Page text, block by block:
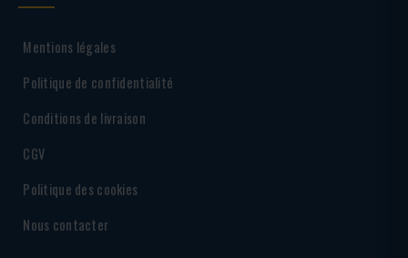
Mentions légales
Politique de confidentialité
Conditions de livraison
CGV
Politique des cookies
Nous contacter